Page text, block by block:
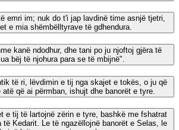
emri im; nuk do t'i jap lavdinë time asnjë tjetri,
e mia shëmbëlltyrave të gdhendura.
kanë ndodhur, dhe tani po ju njoftoj gjëra të
bëj të njohura para se të mbijnë".
të ri, lëvdimin e tij nga skajet e tokës, o ju që
që ai përmban, ishujt dhe banorët e tyre.
e tij të lartojnë zërin e tyre, bashkë me fshatrat
të Kedarit. Le të ngazëllojnë banorët e Selas, le